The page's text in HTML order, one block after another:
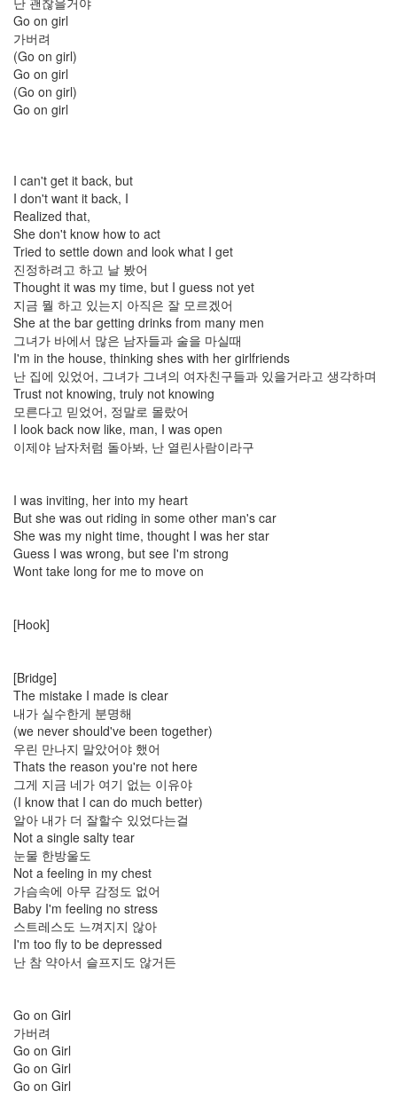
Go on girl
가버려
(Go on girl)
Go on girl
(Go on girl)
Go on girl
I can't get it back, but
I don't want it back, I
Realized that,
She don't know how to act
Tried to settle down and look what I get
진정하려고 하고 날 봤어
Thought it was my time, but I guess not yet
지금 뭘 하고 있는지 아직은 잘 모르겠어
She at the bar getting drinks from many men
그녀가 바에서 많은 남자들과 술을 마실때
I'm in the house, thinking shes with her girlfriends
난 집에 있었어, 그녀가 그녀의 여자친구들과 있을거라고 생각하며
Trust not knowing, truly not knowing
모른다고 믿었어, 정말로 몰랐어
I look back now like, man, I was open
이제야 남자처럼 돌아봐, 난 열린사람이라구
I was inviting, her into my heart
But she was out riding in some other man's car
She was my night time, thought I was her star
Guess I was wrong, but see I'm strong
Wont take long for me to move on
[Hook]
[Bridge]
The mistake I made is clear
내가 실수한게 분명해
(we never should've been together)
우린 만나지 말았어야 했어
Thats the reason you're not here
그게 지금 네가 여기 없는 이유야
(I know that I can do much better)
알아 내가 더 잘할수 있었다는걸
Not a single salty tear
눈물 한방울도
Not a feeling in my chest
가슴속에 아무 감정도 없어
Baby I'm feeling no stress
스트레스도 느껴지지 않아
I'm too fly to be depressed
난 참 약아서 슬프지도 않거든
Go on Girl
가버려
Go on Girl
Go on Girl
Go on Girl
자
마
음
은
제
나
네
Rating
임
정
희
box.net
A/S
Chris
Brown
역
시
저
걸
살
걸
랬
나
봐
이
버
툰
Weird Al
Yankovic
굿
모
팝
스
멋
지
요
Graphite
맥
로
13.3
kooo
Arial
유
승
티
하
니
지